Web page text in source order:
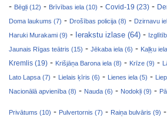
- Bēgļi (12) - Brīvības iela (10) - Covid-19 (23) -
Doma laukums (7) - Drošības policija (8) - Dzirnavu
Haruki Murakami (9) - Ierakstu izlase (64) -
Jaunais Rīgas teātris (15) - Jēkaba iela (6) - Kaļķu
Kremlis (19) - Krišjāņa Barona iela (8) - Krīze (9) -
Lato Lapsa (7) - Lielais ķīris (6) - Lienes iela (5) -
Nacionālā apvienība (8) - Nauda (6) - Nodokļi (9) -
Privātums (10) - Pulvertornis (7) - Raiņa bulvāris (9) -